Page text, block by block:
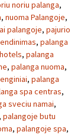
noriu palanga,
, nuoma Palangoje,
palangoje, pajurio
, palanga
, palanga
, palanga nuoma,
, palanga
spa centras,
sveciu namai,
, palangoje butu
, palangoje spa,